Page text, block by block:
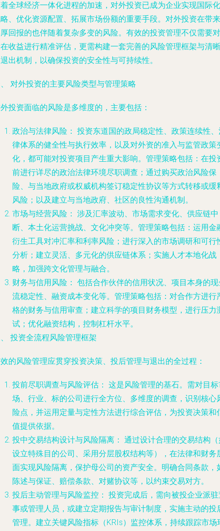
全球经济一体化进程的加速，对外投资已成为企业实现国际化
、优化资源配置、拓展市场份额的重要手段。对外投资在带来
回报的也伴随着复杂多变的风险。有效的投资管理不仅需要对
收益进行精准评估，更需构建一套完善的风险管理框架与清晰
出机制，以确保投资的安全性与可持续性。
对外投资的主要风险类型与管理策略
投资面临的风险是多维度的，主要包括：
政治与法律风险： 投资东道国的政局稳定性、政策连续性
律体系的健全性与执行效率，以及对外资的准入与监管政策
化，都可能对投资项目产生重大影响。管理策略包括：在投
前进行详尽的政治法律环境尽职调查；通过购买政治风险保
险、与当地政府或权威机构签订稳定性协议等方式转移或缓
风险；以及建立与当地政府、社区的良性沟通机制。
市场与经营风险： 涉及汇率波动、市场需求变化、供应链中
断、本土化运营挑战、文化冲突等。管理策略包括：运用金
衍生工具对冲汇率和利率风险；进行深入的市场调研和可行
分析；建立灵活、多元化的供应链体系；实施人才本地化战
略，加强跨文化管理与融合。
财务与信用风险： 包括合作伙伴的信用状况、项目本身的
流稳定性、融资成本变化等。管理策略包括：对合作方进行
格的财务与信用审查；建立科学的项目财务模型，进行压力
试；优化融资结构，控制杠杆水平。
投资全流程风险管理框架
的风险管理应贯穿投资决策、投后管理与退出的全过程：
投前尽职调查与风险评估： 这是风险管理的基石。需对目
场、行业、标的公司进行全方位、多维度的调查，识别核心
险点，并运用定量与定性方法进行综合评估，为投资决策和
值提供依据。
投中交易结构设计与风险隔离： 通过设计合理的交易结构
设立特殊目的公司、采用分层股权结构等），在法律和财务
面实现风险隔离，保护母公司的资产安全。明确合同条款，
陈述与保证、赔偿条款、对赌协议等，以约束交易对方。
投后主动管理与风险监控： 投资完成后，需向被投企业派
事或管理人员，或建立定期报告与审计制度，实施主动的投
管理。建立关键风险指标（KRIs）监控体系，持续跟踪市场